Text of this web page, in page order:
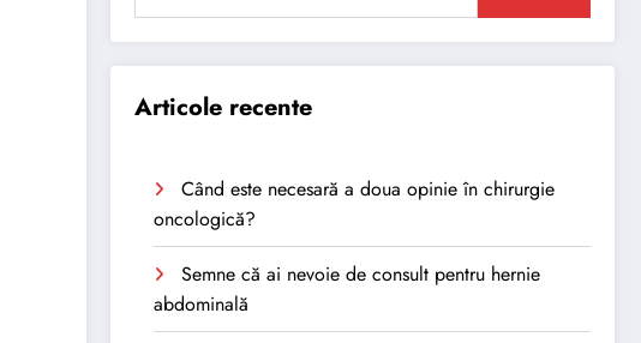
Articole recente
Când este necesară a doua opinie în chirurgie
oncologică?
Semne că ai nevoie de consult pentru hernie
abdominală